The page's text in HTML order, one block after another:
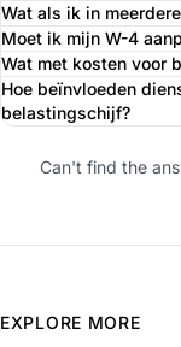
Wat als ik in
Moet ik mijn W-4
Wat met kosten voor
Hoe beïnvloeden
belastingschijf?
Can't find the
EXPLORE MORE